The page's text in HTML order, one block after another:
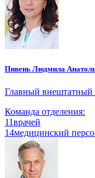
Пивень Людмила
Главный внештатный
Команда отделения:
11врачей
14медицинский